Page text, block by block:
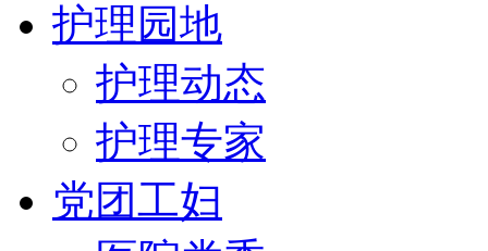
护理园地
护理动态
护理专家
党团工妇